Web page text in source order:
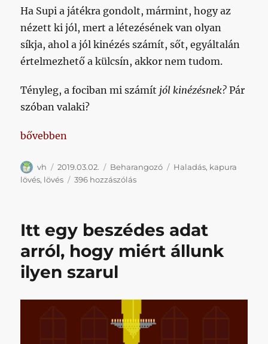
Ha Supi a játékra gondolt, mármint, hogy az
nézett ki jól, mert a létezésének van olyan
síkja, ahol a jól kinézés számít, sőt, egyáltalán
értelmezhető a külcsín, akkor nem tudom.
Tényleg, a fociban mi számít jól kinézésnek? Pár
szóban valaki?
„David Beckham találkozása Supka Attila
bővebben
Szerző
vh Közzétéve
2019.03.02. Kategória
Beharangozó Címke
Haladás, kapura
lövés, lövés 396 hozzászólásDavid
Attila
szépségfogalmával
című
Itt egy beszédes adat
arról, hogy miért állunk
ilyen szarul